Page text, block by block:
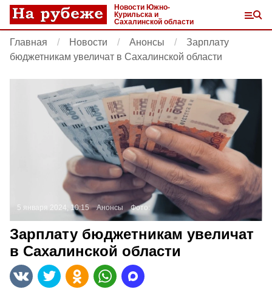
Новости Южно-
Курильска и
Сахалинской области
Главная Новости Анонсы
Зарплату
бюджетникам увеличат в Сахалинской области
5 января 2024, 10:15 Анонсы Фото:
Зарплату бюджетникам увеличат
в Сахалинской области